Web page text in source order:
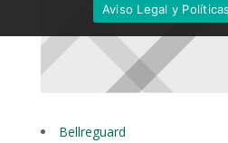
Bellreguard
Aviso Legal y